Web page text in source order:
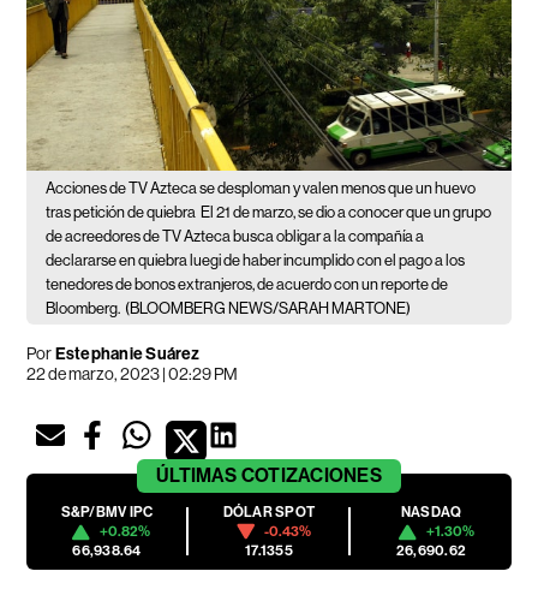
Acciones de TV Azteca se desploman y valen menos que un huevo
tras petición de quiebra El 21 de marzo, se dio a conocer que un grupo
de acreedores de TV Azteca busca obligar a la compañía a
declararse en quiebra luegi de haber incumplido con el pago a los
tenedores de bonos extranjeros, de acuerdo con un reporte de
Bloomberg. (BLOOMBERG NEWS/SARAH MARTONE)
PorEstephanie Suárez
22 de marzo, 2023 | 02:29 PM
ÚLTIMAS COTIZACIONES
S&P/BMV IPC
+0.82%
66,938.64
DÓLAR SPOT
-0.43%
17.1355
NASDAQ
+1.30%
26,690.62